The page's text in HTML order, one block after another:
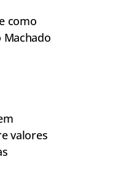
como
Machado
valores